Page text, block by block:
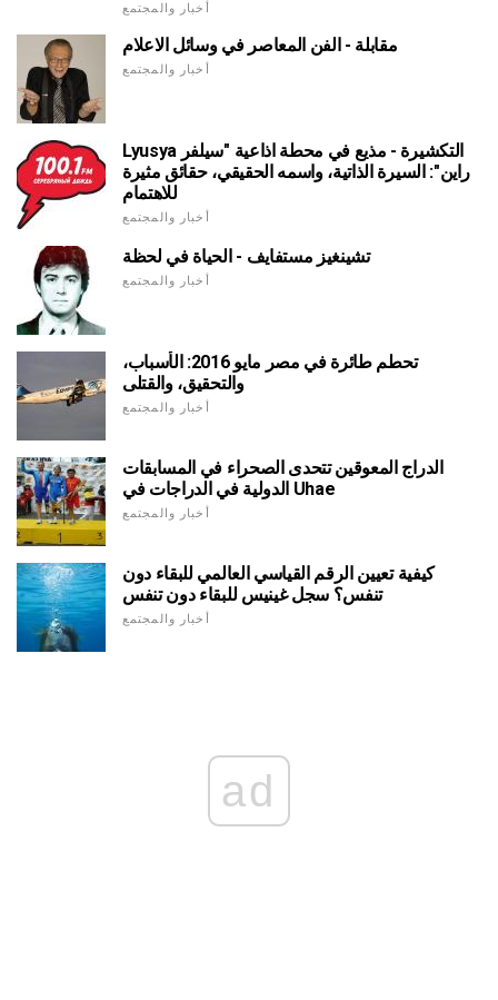
أخبار والمجتمع
مقابلة - الفن المعاصر في وسائل الاعلام
أخبار والمجتمع
Lyusya التكشيرة - مذيع في محطة اذاعية "سيلفر
راين": السيرة الذاتية، واسمه الحقيقي، حقائق مثيرة
للاهتمام
أخبار والمجتمع
تشينغيز مستفايف - الحياة في لحظة
أخبار والمجتمع
تحطم طائرة في مصر مايو 2016: الأسباب،
والتحقيق، والقتلى
أخبار والمجتمع
الدراج المعوقين تتحدى الصحراء في المسابقات
الدولية في الدراجات في Uhae
أخبار والمجتمع
كيفية تعيين الرقم القياسي العالمي للبقاء دون
تنفس؟ سجل غينيس للبقاء دون تنفس
أخبار والمجتمع
ad